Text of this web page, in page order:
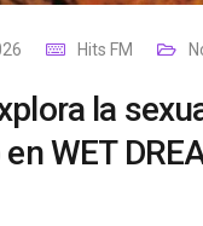
Hits FM
la
WET